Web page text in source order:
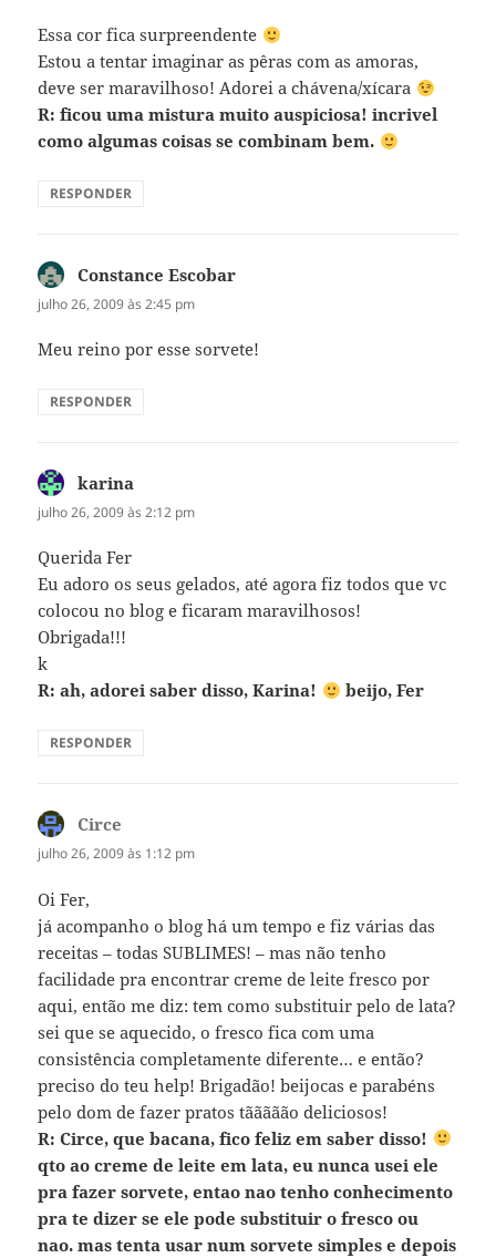
Essa cor fica surpreendente
Estou a tentar imaginar as pêras com as amoras,
deve ser maravilhoso! Adorei a chávena/xícara
R: ficou uma mistura muito auspiciosa! incrivel
como algumas coisas se combinam bem.
RESPONDER
Constance Escobar
julho 26, 2009 às 2:45 pm
Meu reino por esse sorvete!
RESPONDER
karina
julho 26, 2009 às 2:12 pm
Querida Fer
Eu adoro os seus gelados, até agora fiz todos que vc
colocou no blog e ficaram maravilhosos!
Obrigada!!!
k
R: ah, adorei saber disso, Karina!
beijo, Fer
RESPONDER
Circe
julho 26, 2009 às 1:12 pm
Oi Fer,
já acompanho o blog há um tempo e fiz várias das
receitas – todas SUBLIMES! – mas não tenho
facilidade pra encontrar creme de leite fresco por
aqui, então me diz: tem como substituir pelo de lata?
sei que se aquecido, o fresco fica com uma
consistência completamente diferente… e então?
preciso do teu help! Brigadão! beijocas e parabéns
pelo dom de fazer pratos tããããão deliciosos!
R: Circe, que bacana, fico feliz em saber disso!
qto ao creme de leite em lata, eu nunca usei ele
pra fazer sorvete, entao nao tenho conhecimento
pra te dizer se ele pode substituir o fresco ou
nao. mas tenta usar num sorvete simples e depois